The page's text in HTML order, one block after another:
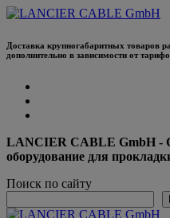
Перейти
содержанию
Доставка крупногабаритных товаров
дополнительно в зависимости от
LANCIER CABLE GmbH
оборудование для
Поиск по сайту